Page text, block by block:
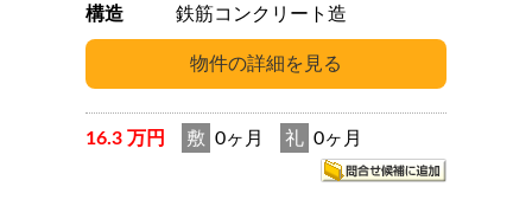
構造
鉄筋コンクリート造
16.3 万円 敷 0ヶ月 礼 0ヶ月